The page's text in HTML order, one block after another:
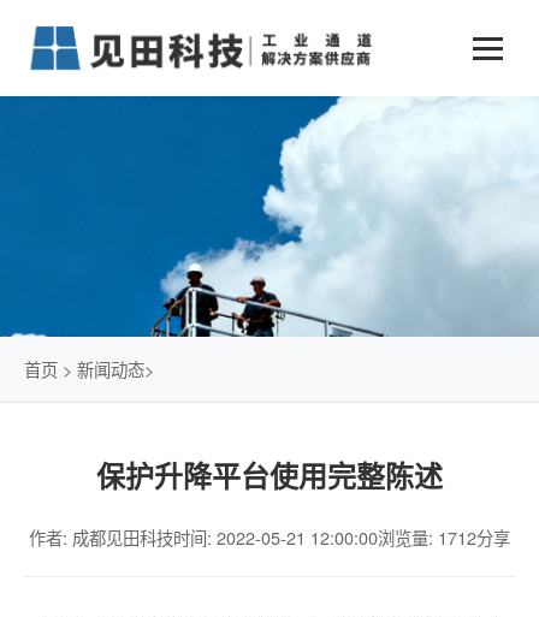
业务中心
仓储物流通道解决方案
智能立体库解决方案
简易升降机解决方案
新闻动态 +
传统仓储物流
石油化工行业
发展历程
首页 > 新闻动态>
保护升降平台使用完整陈述
作者: 成都见田科技时间: 2022-05-21 12:00:00浏览量: 1712分享